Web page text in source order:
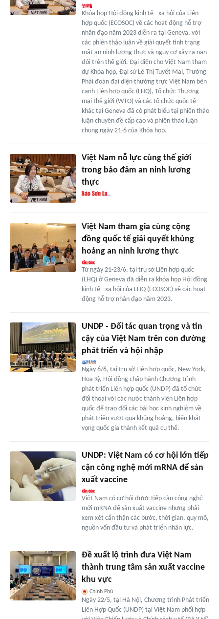
Khóa họp Hội đồng kinh tế - xã hội của Liên
hợp quốc (ECOSOC) về các hoạt động hỗ trợ
nhân đạo năm 2023 diễn ra tại Geneva, với
các phiên thảo luận về giải quyết tình trạng
mất an ninh lương thực và nguy cơ xảy ra nạn
đói trên thế giới. Đại diện cho Việt Nam tham
dự Khóa họp, Đại sứ Lê Thị Tuyết Mai, Trưởng
Phái đoàn đại diện thường trực Việt Nam bên
cạnh Liên hợp quốc (LHQ), Tổ chức Thương
mại thế giới (WTO) và các tổ chức quốc tế
khác tại Geneva đã có phát biểu tại phiên thảo
luận chuyên đề cấp cao và phiên thảo luận
chung ngày 21-6 của Khóa họp.
Việt Nam nỗ lực cùng thế giới
trong bảo đảm an ninh lương
thực
Việt Nam tham gia cùng cộng
đồng quốc tế giải quyết khủng
hoảng an ninh lương thực
Từ ngày 21-23/6, tại trụ sở Liên hợp quốc
(LHQ) ở Geneva đã diễn ra khóa họp Hội đồng
kinh tế - xã hội của LHQ (ECOSOC) về các hoạt
động hỗ trợ nhân đạo năm 2023.
UNDP - Đối tác quan trọng và tin
cậy của Việt Nam trên con đường
phát triển và hội nhập
Ngày 6/6, tại trụ sở Liên hợp quốc, New York,
Hoa Kỳ, Hội đồng chấp hành Chương trình
phát triển Liên hợp quốc (UNDP) đã tổ chức
đối thoại với các nước thành viên Liên hợp
quốc để trao đổi các bài học kinh nghiệm về
phát triển vượt qua khủng hoảng, biến khát
vọng quốc gia thành kết quả cụ thể.
UNDP: Việt Nam có cơ hội lớn tiếp
cận công nghệ mới mRNA để sản
xuất vaccine
Việt Nam có cơ hội được tiếp cận công nghệ
mới mRNA để sản xuất vaccine nhưng phải
xem xét cẩn thận các bước, thời gian, quy mô,
nguồn vốn đầu tư và phát triển nhân lực.
Đề xuất lộ trình đưa Việt Nam
thành trung tâm sản xuất vaccine
khu vực
Chính Phủ
Ngày 22/5, tại Hà Nội, Chương trình Phát triển
Liên Hợp Quốc (UNDP) tại Việt Nam phối hợp